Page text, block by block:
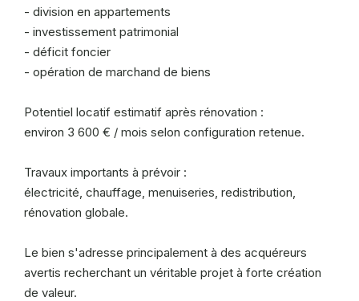
- division en appartements
- investissement patrimonial
- déficit foncier
- opération de marchand de biens
Potentiel locatif estimatif après rénovation :
environ 3 600 € / mois selon configuration retenue.
Travaux importants à prévoir :
électricité, chauffage, menuiseries, redistribution,
rénovation globale.
Le bien s'adresse principalement à des acquéreurs
avertis recherchant un véritable projet à forte création
de valeur.